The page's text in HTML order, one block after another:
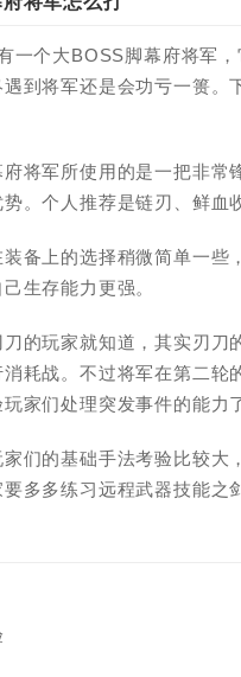
一个大BOSS脚幕府将军
到将军还是会功亏一篑。
将军所使用的是一把非常
。个人推荐是链刃、鲜血
装备上的选择稍微简单一
生存能力更强。
的玩家就知道，其实刃刀
耗战。不过将军在第二轮
家们处理突发事件的能力
们的基础手法考验比较大
多多练习远程武器技能之